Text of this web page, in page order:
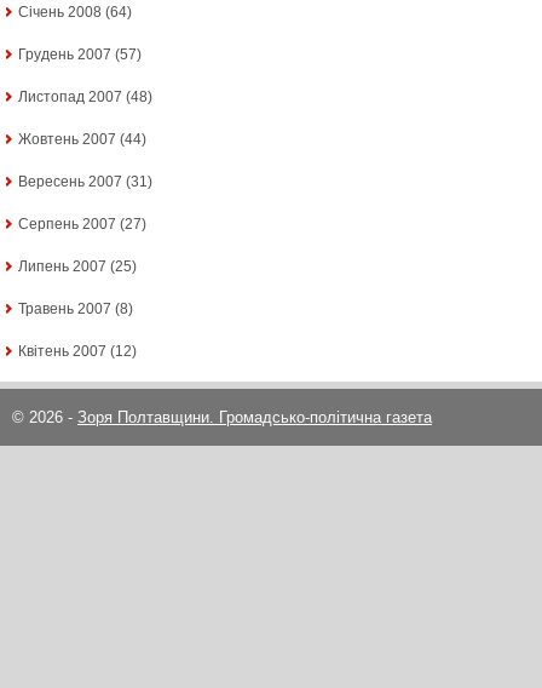
Січень 2008 (64)
Грудень 2007 (57)
Листопад 2007 (48)
Жовтень 2007 (44)
Вересень 2007 (31)
Серпень 2007 (27)
Липень 2007 (25)
Травень 2007 (8)
Квітень 2007 (12)
© 2026 - Зоря Полтавщини. Громадсько-політична газета